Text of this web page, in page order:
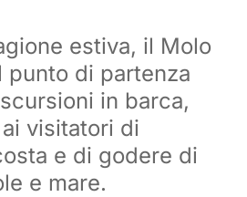
estiva, il Molo
punto di partenza
in barca,
visitatori di
e di godere di
e mare.